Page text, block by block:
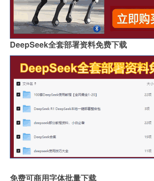
DeepSeek全套部署资料免费下载
免费可商用字体批量下载